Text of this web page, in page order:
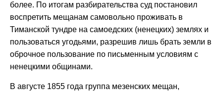
более. По итогам разбирательства суд постановил
воспретить мещанам самовольно проживать в
Тиманской тундре на самоедских (ненецких) землях и
пользоваться угодьями, разрешив лишь брать земли в
оброчное пользование по письменным условиям с
ненецкими общинами.
В августе 1855 года группа мезенских мещан,